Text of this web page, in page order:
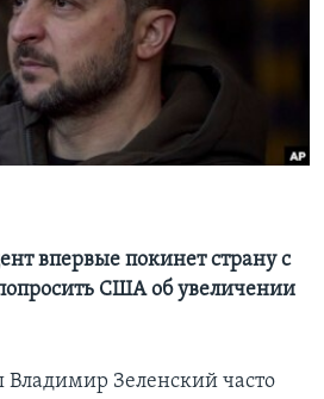
впервые покинет страну с
США об увеличении
Зеленский часто